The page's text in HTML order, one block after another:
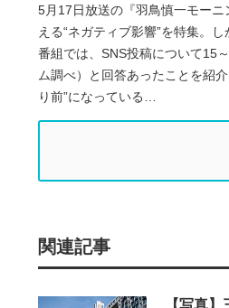
5月17日放送の『羽鳥慎一モー
える“ネガティブ影響”を特集。
番組では、SNS投稿について15
ム調べ）と回答あったことを紹
り前”になっている…
関連記事